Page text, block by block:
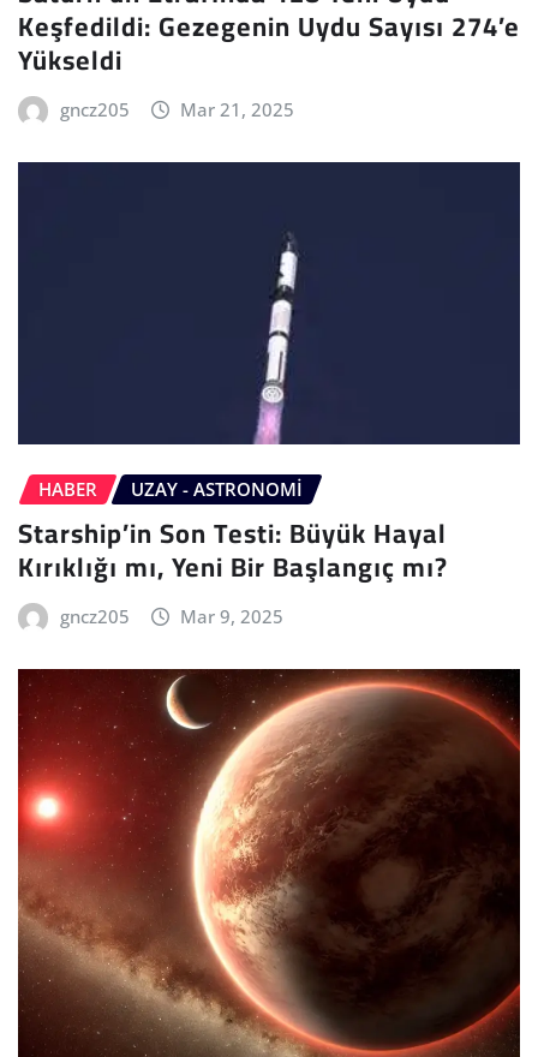
Keşfedildi: Gezegenin Uydu Sayısı 274’e
Yükseldi
gncz205 Mar 21, 2025
HABER UZAY - ASTRONOMI
Starship’in Son Testi: Büyük Hayal
Kırıklığı mı, Yeni Bir Başlangıç mı?
gncz205 Mar 9, 2025